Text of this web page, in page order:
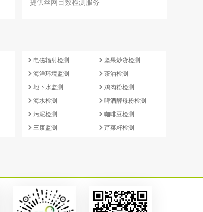
提供丝网目数检测服务
电磁辐射检测
海洋环境监测
地下水监测
海水检测
污泥检测
三废监测
坚果炒货检测
茶油检测
鸡肉粉检测
啤酒酵母粉检测
咖啡豆检测
芹菜籽检测